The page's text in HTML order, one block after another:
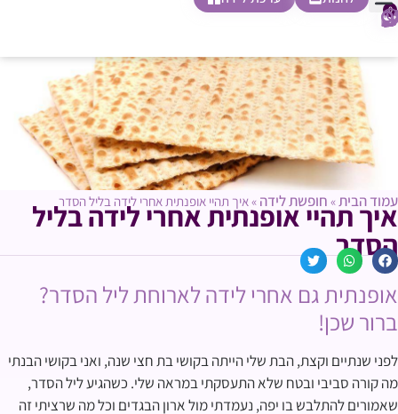
0
עמוד הבית» חופשת לידה »איך תהיי אופנתית אחרי לידה בליל הסדר
איך תהיי אופנתית אחרי לידה בליל
הסדר
אופנתית גם אחרי לידה לארוחת ליל הסדר?
ברור שכן!
לפני שנתיים וקצת, הבת שלי הייתה בקושי בת חצי שנה, ואני בקושי הבנתי
מה קורה סביבי ובטח שלא התעסקתי במראה שלי. כשהגיע ליל הסדר,
שאמורים להתלבש בו יפה, נעמדתי מול ארון הבגדים וכל מה שרציתי זה